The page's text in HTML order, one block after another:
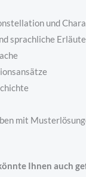
und
sprachliche
mit
Ihnen auch